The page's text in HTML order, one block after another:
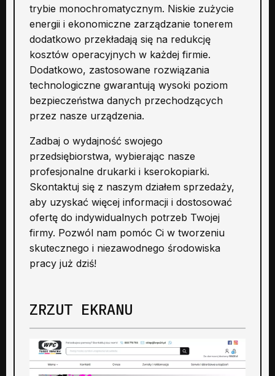
trybie monochromatycznym. Niskie zużycie
energii i ekonomiczne zarządzanie tonerem
dodatkowo przekładają się na redukcję
kosztów operacyjnych w każdej firmie.
Dodatkowo, zastosowane rozwiązania
technologiczne gwarantują wysoki poziom
bezpieczeństwa danych przechodzących
przez nasze urządzenia.
Zadbaj o wydajność swojego
przedsiębiorstwa, wybierając nasze
profesjonalne drukarki i kserokopiarki.
Skontaktuj się z naszym działem sprzedaży,
aby uzyskać więcej informacji i dostosować
ofertę do indywidualnych potrzeb Twojej
firmy. Pozwól nam pomóc Ci w tworzeniu
skutecznego i niezawodnego środowiska
pracy już dziś!
ZRZUT EKRANU